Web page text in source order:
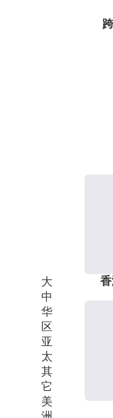
大
中
华
区
亚
太
其
它
美
香